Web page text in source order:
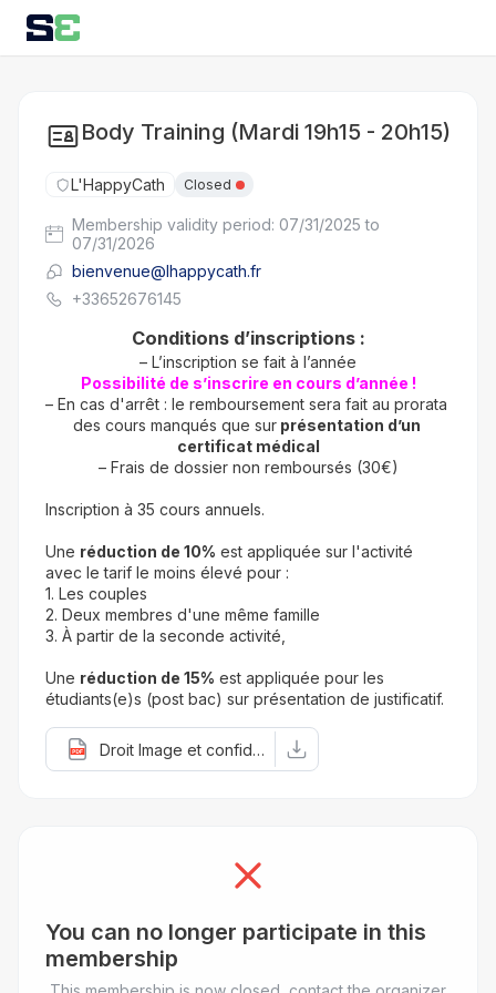
Body Training (Mardi 19h15 - 20h15)
L'HappyCath Closed
Membership validity period: 07/31/2025 to
07/31/2026
bienvenue@lhappycath.fr
+33652676145
Conditions d’inscriptions :
– L’inscription se fait à l’année
Possibilité de s’inscrire en cours d’année !
– En cas d'arrêt : le remboursement sera fait au prorata
des cours manqués que sur présentation d’un
certificat médical
– Frais de dossier non remboursés (30€)
Inscription à 35 cours annuels.
Une réduction de 10% est appliquée sur l'activité
avec le tarif le moins élevé pour :
1. Les couples
2. Deux membres d'une même famille
3. À partir de la seconde activité,
Une réduction de 15% est appliquée pour les
étudiants(e)s (post bac) sur présentation de justificatif.
Droit Image et confidentialité 24-25.pdf
You can no longer participate in this
membership